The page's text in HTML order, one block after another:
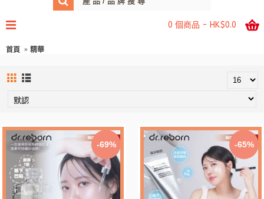
0 個商品 - HK$0.0
首頁 精華
-69% -65%